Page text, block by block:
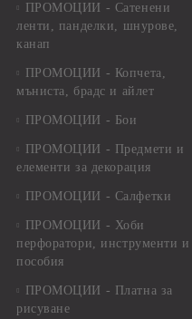
ПРОМОЦИИ - Сатенени
ленти, панделки, шнурове,
канап
ПРОМОЦИИ - Копчета,
мъниста, брадс и айлет
ПРОМОЦИИ - Бои
ПРОМОЦИИ - Предмети и
елементи за декорация
ПРОМОЦИИ - Салфетки
ПРОМОЦИИ - Хоби
перфоратори, инструменти и
пособия
ПРОМОЦИИ - Платна за
рисуване